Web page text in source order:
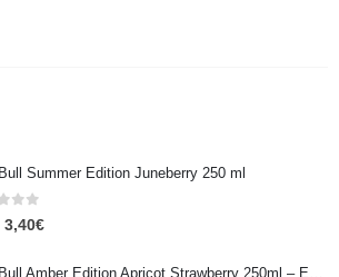
Summer Edition Juneberry 250 ml
5
3,40€
Red Bull Amber Edition Apricot Strawberry 250ml – Energy Drink Albicocca e Fragola